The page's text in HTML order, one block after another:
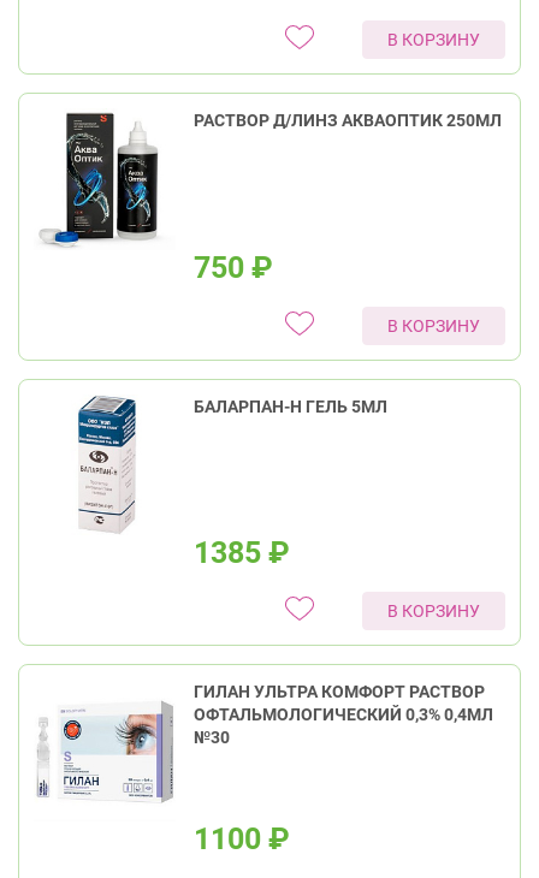
В КОРЗИНУ
РАСТВОР Д/ЛИНЗ АКВАОПТИК 250МЛ
750 ₽
В КОРЗИНУ
БАЛАРПАН-Н ГЕЛЬ 5МЛ
1385 ₽
В КОРЗИНУ
ГИЛАН УЛЬТРА КОМФОРТ РАСТВОР
ОФТАЛЬМОЛОГИЧЕСКИЙ 0,3% 0,4МЛ
№30
1100 ₽